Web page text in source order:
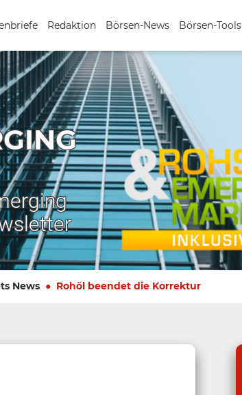
Redaktion Börsen-News Börsen-Tools
News Rohöl beendet die Korrektur